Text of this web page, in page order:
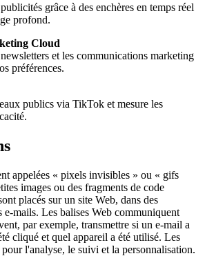
grâce à des enchères en temps réel
profond.
Cloud
et les communications marketing
préférences.
publics via TikTok et mesure les
appelées « pixels invisibles » ou « gifs
images ou des fragments de code
placés sur un site Web, dans des
e-mails. Les balises Web communiquent
par exemple, transmettre si un e-mail a
cliqué et quel appareil a été utilisé. Les
l'analyse, le suivi et la personnalisation.